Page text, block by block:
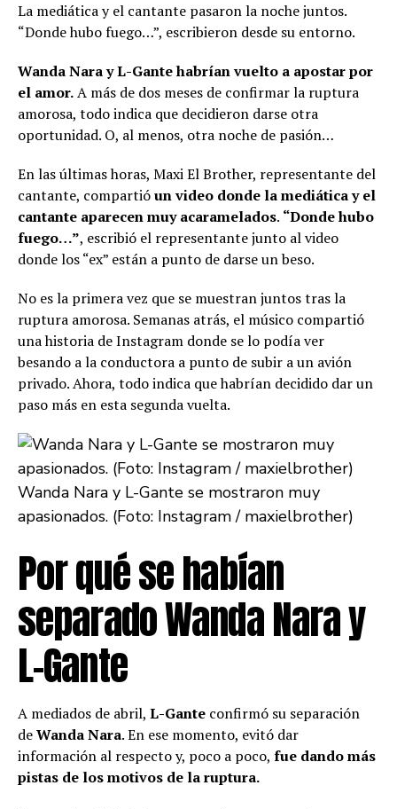
La mediática y el cantante pasaron la noche juntos.
“Donde hubo fuego…”, escribieron desde su entorno.
Wanda NarayL-Gantehabrían vuelto a apostar por
el amor.A más de dos meses de confirmar la ruptura
amorosa, todo indica que decidieron darse otra
oportunidad. O, al menos, otra noche de pasión…
En las últimas horas, Maxi El Brother, representante del
cantante, compartióun video donde la mediática y el
cantante aparecen muy acaramelados. “Donde hubo
fuego…”, escribió el representante junto al video
donde los “ex” están a punto de darse un beso.
No es la primera vez que se muestran juntos tras la
ruptura amorosa. Semanas atrás, el músico compartió
una historia de Instagram donde se lo podía ver
besando a la conductora a punto de subir a un avión
privado. Ahora, todo indica que habrían decidido dar un
paso más en esta segunda vuelta.
Wanda Nara y L-Gante se mostraron muy
apasionados. (Foto: Instagram / maxielbrother)
Por qué se habían
separado Wanda Nara y
L-Gante
A mediados de abril, L-Gante confirmó su separación
deWanda Nara. En ese momento, evitó dar
información al respecto y, poco a poco, fue dando más
pistas de los motivos de la ruptura.